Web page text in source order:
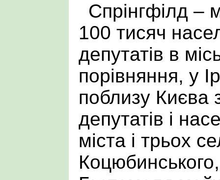
Спрінгфілд –
100 тисяч
депутатів в
порівняння, у
поблизу Києва
депутатів і
міста і трьох